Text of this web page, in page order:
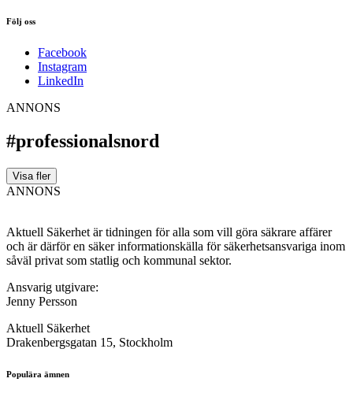
Följ oss
Facebook
Instagram
LinkedIn
ANNONS
#professionalsnord
Visa fler
ANNONS
Aktuell Säkerhet är tidningen för alla som vill göra säkrare affärer
och är därför en säker informationskälla för säkerhets­ansvariga inom
såväl privat som statlig och kommunal sektor.
Ansvarig utgivare:
Jenny Persson
Aktuell Säkerhet
Drakenbergsgatan 15, Stockholm
Populära ämnen